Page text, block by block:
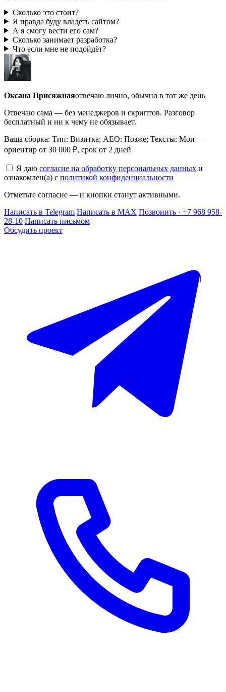
Сколько это стоит?
Я правда буду владеть сайтом?
А я смогу вести его сам?
Сколько занимает разработка?
Что если мне не подойдёт?
Оксана Присяжнаяотвечаю лично, обычно в тот же день
Отвечаю сама — без менеджеров и скриптов. Разговор
бесплатный и ни к чему не обязывает.
Ваша сборка: Тип: Визитка; AEO: Позже; Тексты: Мои —
ориентир от 30 000 ₽, срок от 2 дней
Я даю согласие на обработку персональных данных и
ознакомлен(а) с политикой конфиденциальности
Отметьте согласие — и кнопки станут активными.
Написать в Telegram Написать в MAX Позвонить · +7 968 958-
28-10 Написать письмом
Обсудить проект